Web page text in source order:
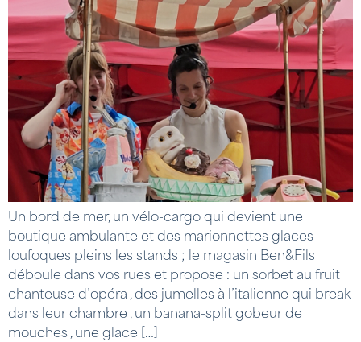
Un bord de mer, un vélo-cargo qui devient une
boutique ambulante et des marionnettes glaces
loufoques pleins les stands ; le magasin Ben&Fils
déboule dans vos rues et propose : un sorbet au fruit
chanteuse d’opéra , des jumelles à l’italienne qui break
dans leur chambre , un banana-split gobeur de
mouches , une glace […]